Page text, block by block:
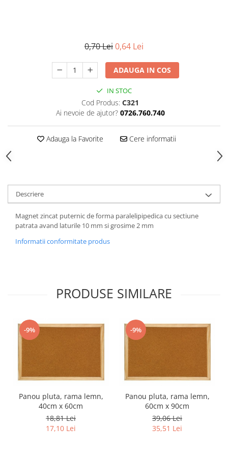
0,70 Lei0,64 Lei
ADAUGA IN COS
IN STOC
Cod Produs: C321
Ai nevoie de ajutor? 0726.760.740
Adauga la Favorite Cere informatii
Descriere
Magnet zincat puternic de forma paralelipipedica cu sectiune
patrata avand laturile 10 mm si grosime 2 mm
Informatii conformitate produs
PRODUSE SIMILARE
-9%
Panou pluta, rama lemn,
40cm x 60cm
18,81 Lei
17,10 Lei
-9%
Panou pluta, rama lemn,
60cm x 90cm
39,06 Lei
35,51 Lei